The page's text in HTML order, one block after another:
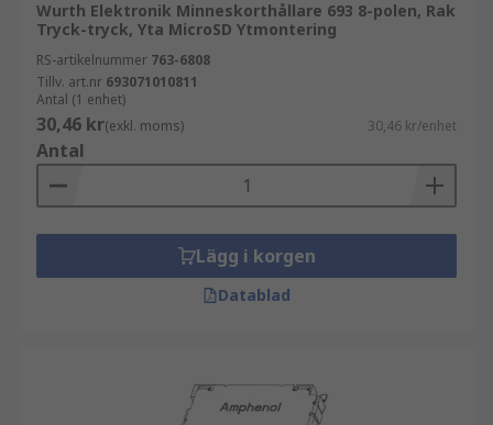
Wurth Elektronik Minneskorthållare 693 8-polen, Rak
Tryck-tryck, Yta MicroSD Ytmontering
RS-artikelnummer 763-6808
Tillv. art.nr 693071010811
Antal (1 enhet)
30,46 kr(exkl. moms) 30,46 kr/enhet
Antal
Lägg i korgen
Datablad